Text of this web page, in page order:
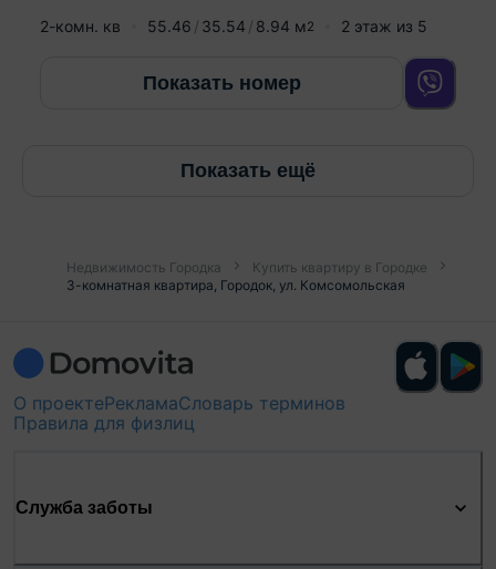
2-комн. кв 55.46 35.54 8.94 м2 2 этаж из 5
Показать номер
Показать ещё
Недвижимость Городка
Купить квартиру в Городке
3-комнатная квартира, Городок, ул. Комсомольская
О проектеРекламаСловарь терминов
Правила для физлиц
Служба заботы